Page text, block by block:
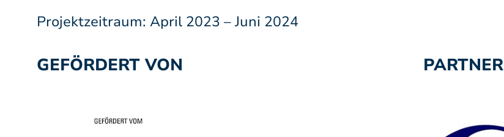
Projektzeitraum: April 2023 – Juni 2024
GEFÖRDERT VON PARTNER